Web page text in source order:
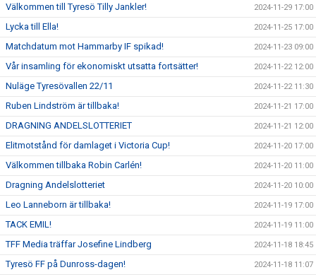
Välkommen till Tyresö Tilly Jankler! 2024-11-29 17:00
Lycka till Ella! 2024-11-25 17:00
Matchdatum mot Hammarby IF spikad! 2024-11-23 09:00
Vår insamling för ekonomiskt utsatta fortsätter! 2024-11-22 12:00
Nuläge Tyresövallen 22/11 2024-11-22 11:30
Ruben Lindström är tillbaka! 2024-11-21 17:00
DRAGNING ANDELSLOTTERIET 2024-11-21 12:00
Elitmotstånd för damlaget i Victoria Cup! 2024-11-20 17:00
Välkommen tillbaka Robin Carlén! 2024-11-20 11:00
Dragning Andelslotteriet 2024-11-20 10:00
Leo Lanneborn är tillbaka! 2024-11-19 17:00
TACK EMIL! 2024-11-19 11:00
TFF Media träffar Josefine Lindberg 2024-11-18 18:45
Tyresö FF på Dunross-dagen! 2024-11-18 11:07